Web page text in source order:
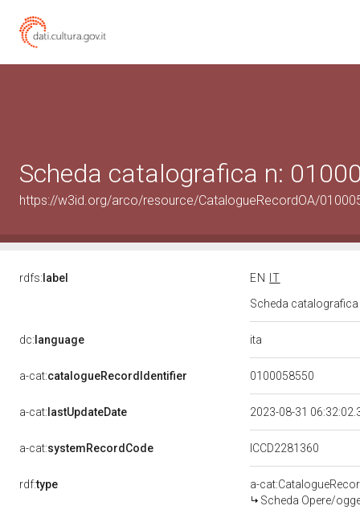
Scheda catalografica n:
https://w3id.org/arco/resource/CatalogueRecordOA/
rdfs: label EN
IT
Scheda
dc: language ita
a-cat:catalogueRecordIdentifier 0100058550
a-cat: lastUpdateDate 2023-08-31
a-cat:systemRecordCode ICCD2281360
rdf:type
a-
Scheda Opere/